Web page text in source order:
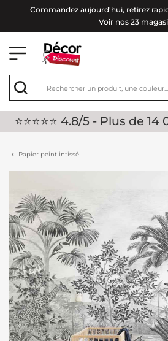
Commandez aujourd'hui, retirez
Voir nos 23
⭐⭐⭐⭐⭐ 4.8/5 - Plus de
Papier peint intissé